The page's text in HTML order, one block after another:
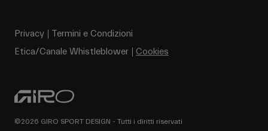
Privacy
Termini e Condizioni
Etica/Canale Whistleblower
Cookies
©2026 GIRO SPORT DESIGN - Tutti i diritti riservati